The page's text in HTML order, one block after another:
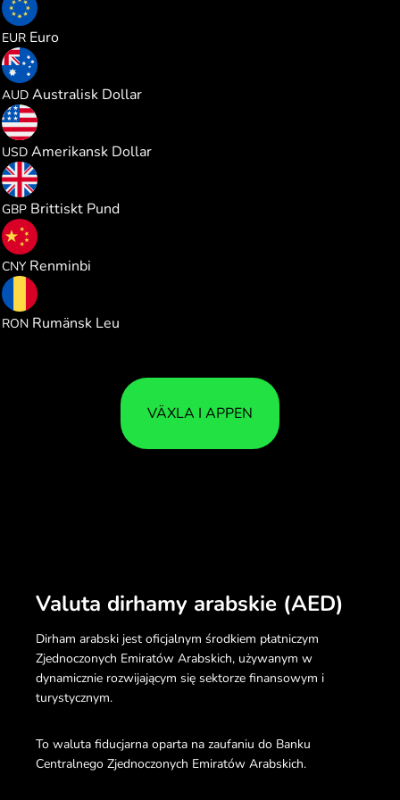
EUR Euro
AUD Australisk Dollar
USD Amerikansk Dollar
GBP Brittiskt Pund
CNY Renminbi
RON Rumänsk Leu
VÄXLA I APPEN
Valuta dirhamy arabskie (AED)
Dirham arabski jest oficjalnym środkiem płatniczym
Zjednoczonych Emiratów Arabskich, używanym w
dynamicznie rozwijającym się sektorze finansowym i
turystycznym.
To waluta fiducjarna oparta na zaufaniu do Banku
Centralnego Zjednoczonych Emiratów Arabskich.